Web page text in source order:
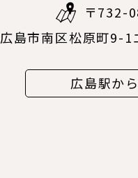
〒732-
広島市南区松原町9-1
広島駅か